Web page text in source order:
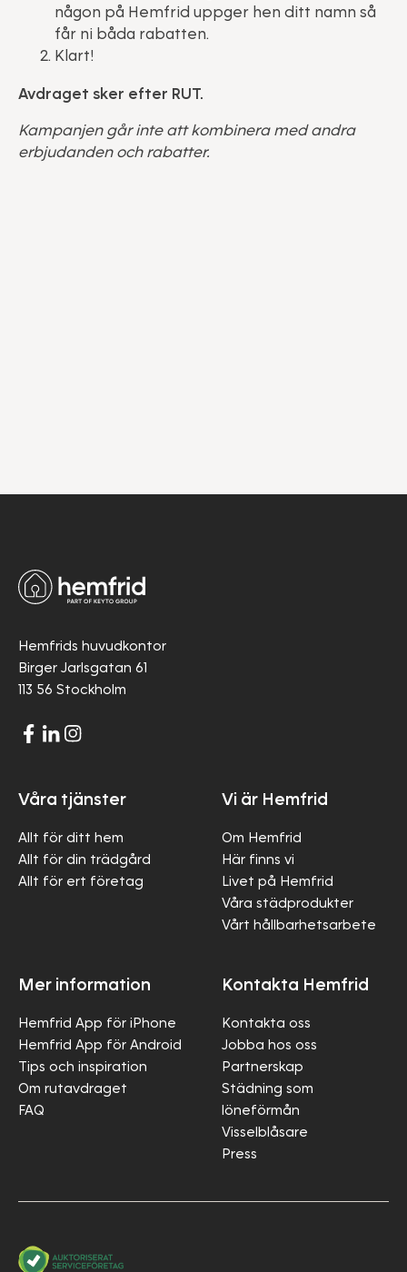
någon på Hemfrid uppger hen ditt namn så
får ni båda rabatten.
Klart!
Avdraget sker efter RUT.
Kampanjen går inte att kombinera med andra
erbjudanden och rabatter.
Hemfrids huvudkontor
Birger Jarlsgatan 61
113 56 Stockholm
Våra tjänster
Allt för ditt hem
Allt för din trädgård
Allt för ert företag
Vi är Hemfrid
Om Hemfrid
Här finns vi
Livet på Hemfrid
Våra städprodukter
Vårt hållbarhetsarbete
Mer information
Hemfrid App för iPhone
Hemfrid App för Android
Tips och inspiration
Om rutavdraget
FAQ
Kontakta Hemfrid
Kontakta oss
Jobba hos oss
Partnerskap
Städning som
löneförmån
Visselblåsare
Press